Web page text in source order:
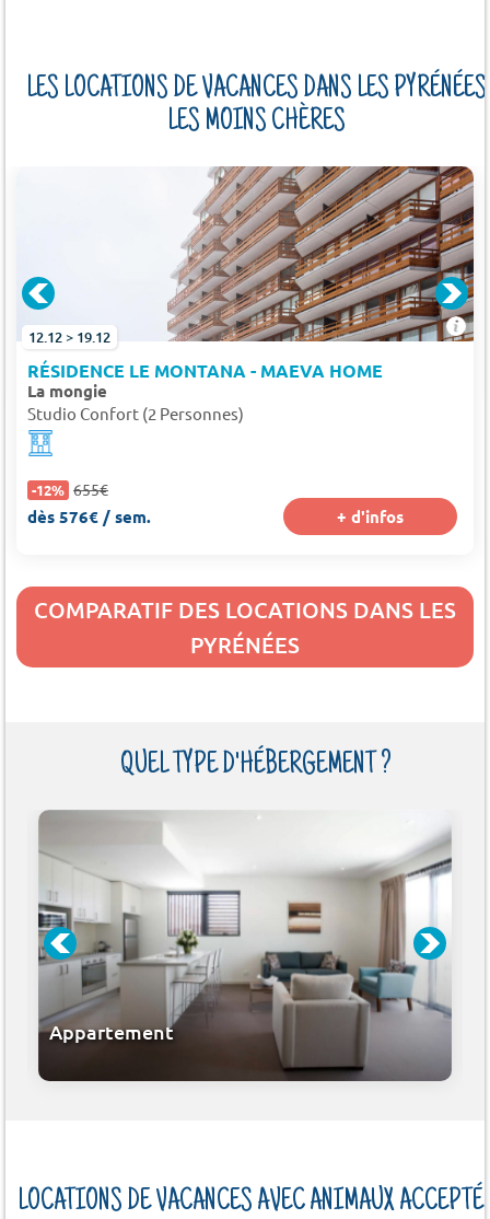
LES LOCATIONS DE VACANCES DANS LES PYRÉNÉES
LES MOINS CHÈRES
12.12 > 19.12
RÉSIDENCE LE MONTANA - MAEVA HOME
La mongie
Studio Confort (2 Personnes)
-12% 655€
dès 576€ / sem. + d'infos
COMPARATIF DES LOCATIONS DANS LES
PYRÉNÉES
QUEL TYPE D'HÉBERGEMENT ?
Appartement
LOCATIONS DE VACANCES AVEC ANIMAUX